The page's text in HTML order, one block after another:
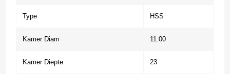
Type HSS
Kamer Diam 11.00
Kamer Diepte 23